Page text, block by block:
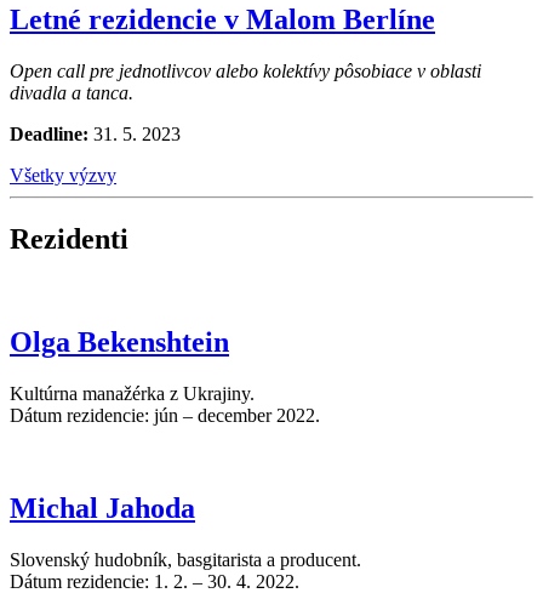
Letné rezidencie v Malom Berlíne
Open call pre jednotlivcov alebo kolektívy pôsobiace v oblasti
divadla a tanca.
Deadline: 31. 5. 2023
Všetky výzvy
Rezidenti
Olga Bekenshtein
Kultúrna manažérka z Ukrajiny.
Dátum rezidencie: jún – december 2022.
Michal Jahoda
Slovenský hudobník, basgitarista a producent.
Dátum rezidencie: 1. 2. – 30. 4. 2022.